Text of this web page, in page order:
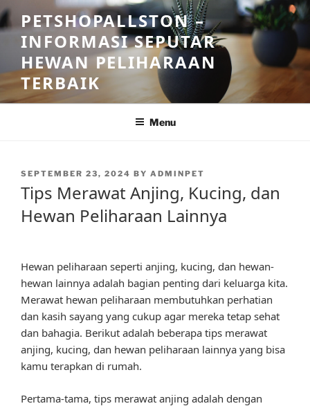
Skip
to
content
PETSHOPALLSTON –
INFORMASI SEPUTAR
HEWAN PELIHARAAN
TERBAIK
Menu
POSTED
ON
SEPTEMBER 23, 2024 BY ADMINPET
Tips Merawat Anjing, Kucing, dan
Hewan Peliharaan Lainnya
Hewan peliharaan seperti anjing, kucing, dan hewan-
hewan lainnya adalah bagian penting dari keluarga kita.
Merawat hewan peliharaan membutuhkan perhatian
dan kasih sayang yang cukup agar mereka tetap sehat
dan bahagia. Berikut adalah beberapa tips merawat
anjing, kucing, dan hewan peliharaan lainnya yang bisa
kamu terapkan di rumah.
Pertama-tama, tips merawat anjing adalah dengan